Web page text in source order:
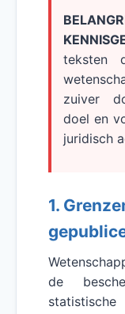
teksten
zuiver
doel en
juridisch
1.
de